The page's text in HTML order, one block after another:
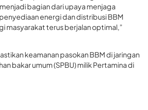
bagian dari upaya menjaga
energi dan distribusi BBM
masyarakat terus berjalan optimal,”
keamanan pasokan BBM di jaringan
bakar umum (SPBU) milik Pertamina di